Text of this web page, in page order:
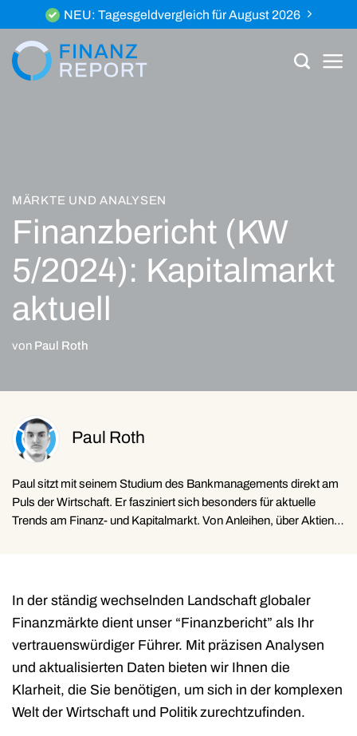
Inhalt
springen
NEU: Tagesgeldvergleich für August 2026
MÄRKTE UND ANALYSEN
Finanzbericht (KW
5/2024): Kapitalmarkt
aktuell
von Paul Roth
Paul Roth
Paul sitzt mit seinem Studium des Bankmanagements direkt am
Puls der Wirtschaft. Er fasziniert sich besonders für aktuelle
Trends am Finanz- und Kapitalmarkt. Von Anleihen, über Aktien,
In der ständig wechselnden Landschaft globaler
Finanzmärkte dient unser “Finanzbericht” als Ihr
vertrauenswürdiger Führer. Mit präzisen Analysen
und aktualisierten Daten bieten wir Ihnen die
Klarheit, die Sie benötigen, um sich in der komplexen
Welt der Wirtschaft und Politik zurechtzufinden.